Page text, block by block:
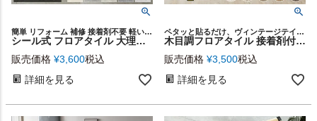
簡単 リフォーム 補修 接着剤不要 軽い 店舗 リノベーション 子供 汚れ防止 カフェ レストラン オフィス 玄関 土足OK リビング ダイニング 寝室 トイレ スタイリッシュ 土足対応 土間
シール式 フロアタイル 大理石 薄型 フロアマット 薄い シールタイプ 正方形 床材 1畳 石目 フローリング タイル 貼るだけ マット カーペット 床 傷防止 犬 フロアシート 低コスト 耐久性 軽量 模様替え おしゃれ 北欧 インテリア DIY 西海岸 [set8-85002]
販売価格 ¥3,600税込
詳細を見る
ペタッと貼るだけ、ヴィンテージテイストのフロアタイル。
木目調フロアタイル 接着剤付き 床材 貼るだけフローリングタイル12枚セット[接着タイプ オールドティンバー全9色]【生活雑貨のELEMENTS本店】床 シート リメイク DIY
販売価格 ¥3,500税込
詳細を見る